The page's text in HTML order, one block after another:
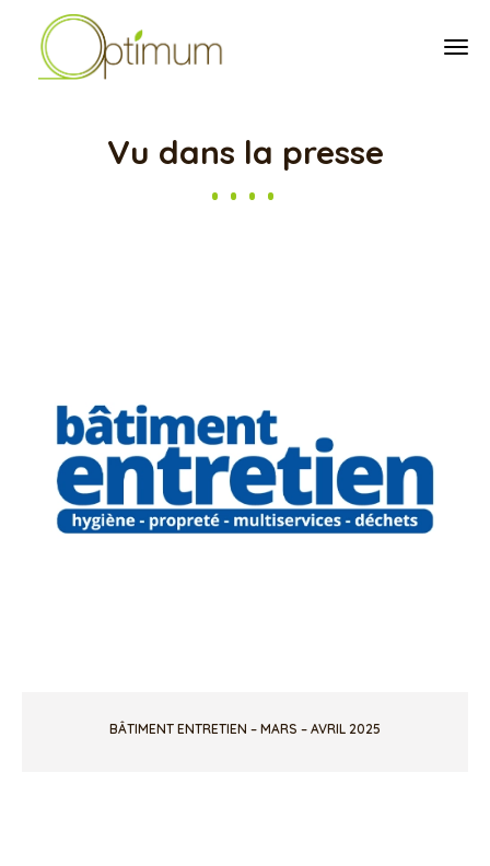
Vu dans la presse
BÂTIMENT ENTRETIEN – MARS – AVRIL 2025